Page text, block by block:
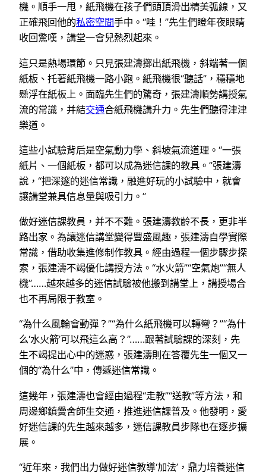
機。順手一甩，紙飛機在孩子們頭頂滑出精美弧線，又
正確飛回他的私密空間手中。“哇！”先生們瞪年夜眼睛
收回驚嘆，講堂一會兒熱烈起來。
這只是熱場環節。只見張建濤擲出紙飛機，斜端著一個
紙板、托著紙飛機一路小跑。紙飛機很“聽話”，穩穩地
懸浮在紙板上。面臨先生們的驚奇，張建濤順勢講授氣
流的常識，并結交通合紙飛機講升力。先生們聽得津津
樂道。
這些小試驗背后是空氣動力學、斜坡氣流道理。“一張
紙片、一個紙板，都可以成為迷信課的教具。”張建濤
說，“把深邃的迷信常識，融進好玩的小試驗中，就會
讓講堂兼具信息量與吸引力。”
做好迷信課教員，并不不難。張建濤教齡不長，更非半
路出家。為讓迷信講堂變得豐盛風趣，張建濤自學實際
常識，借助收集進修制作教具。經由過程一個步驟步探
索，張建濤不竭優化講授方法。“水火箭”“空氣炮”“無人
機”……越來越多的迷信試驗被他搬到講堂上，講授場合
也不再局限于教室。
“為什么風輪會動彈？”“為什么紙飛機可以轉彎？”“為什
么‘水火箭’可以飛這么高？”……跟著試驗課的深刻，先
生不竭提出心中的迷惑，張建濤則在答覆先生一個又一
個的“為什么”中，傳遞迷信常識。
這幾年，張建濤也會經由過程“走教”“送教”等方法，和
周邊鄉鎮黌舍師生交通，推進迷信課普及。他發明，愛
好迷信課的先生越來越多，迷信課教員步隊也在逐步擴
展。
“近年來，我們出力做好迷信教導‘加法’，鼎力培養迷信